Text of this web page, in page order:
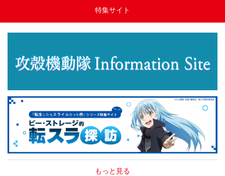
特集サイト
もっと見る